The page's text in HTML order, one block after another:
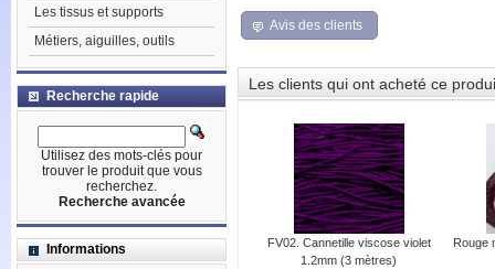
Avis des clients
Les clients qui ont acheté ce
FV02. Cannetille viscose violet
1.2mm (3 mètres)
Rouge
Les tissus et supports
Métiers, aiguilles, outils
Recherche rapide
Utilisez des mots-clés pour
trouver le produit que vous
recherchez.
Recherche avancée
Informations